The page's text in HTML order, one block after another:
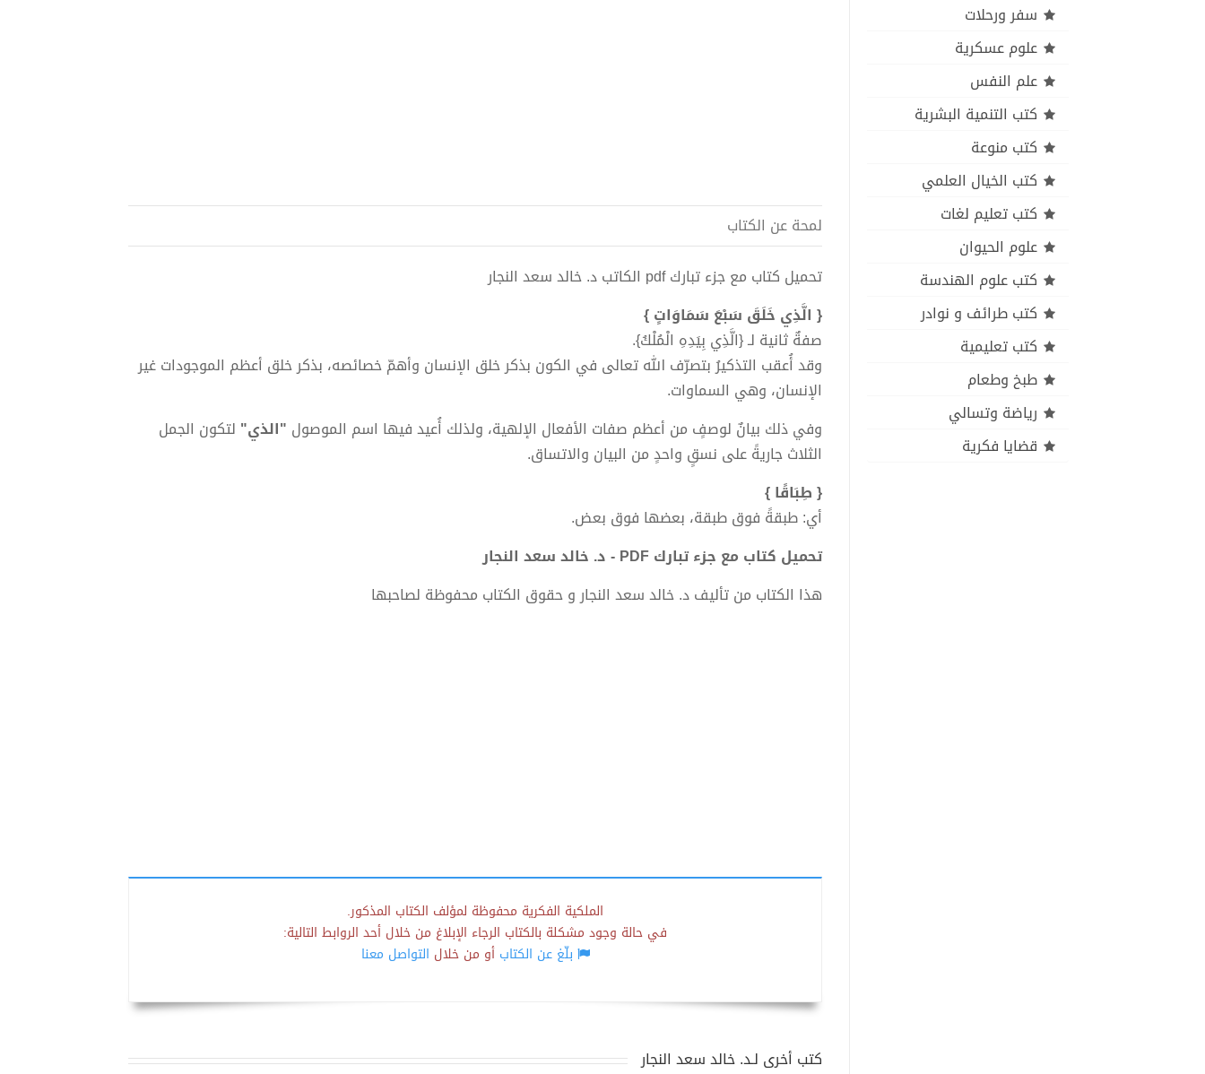
سفر ورحلات
علوم عسكرية
علم النفس
كتب التنمية البشرية
كتب منوعة
كتب الخيال العلمي
كتب تعليم لغات
علوم الحيوان
كتب علوم الهندسة
كتب طرائف و نوادر
كتب تعليمية
طبخ وطعام
رياضة وتسالي
قضايا فكرية
لمحة عن الكتاب
تحميل كتاب مع جزء تبارك pdf الكاتب د. خالد سعد النجار
{ الَّذِي خَلَقَ سَبْعَ سَمَاوَاتٍ }
صفةٌ ثانية لـ {الَّذِي بِيَدِهِ الْمُلْكُ}.
وقد أُعقب التذكيرُ بتصرّف الله تعالى في الكون بذكر خلق الإنسان وأهمّ خصائصه، بذكر خلق أعظم الموجودات غير
الإنسان، وهي السماوات.
وفي ذلك بيانٌ لوصفٍ من أعظم صفات الأفعال الإلهية، ولذلك أُعيد فيها اسم الموصول "الذي" لتكون الجمل
الثلاث جاريةً على نسقٍ واحدٍ من البيان والاتساق.
{ طِبَاقًا }
أي: طبقةً فوق طبقة، بعضها فوق بعض.
تحميل كتاب مع جزء تبارك PDF - د. خالد سعد النجار
هذا الكتاب من تأليف د. خالد سعد النجار و حقوق الكتاب محفوظة لصاحبها
الملكية الفكرية محفوظة لمؤلف الكتاب المذكور.
في حالة وجود مشكلة بالكتاب الرجاء الإبلاغ من خلال أحد الروابط التالية:
بلّغ عن الكتابأو من خلال التواصل معنا
كتب أخرى لـد. خالد سعد النجار